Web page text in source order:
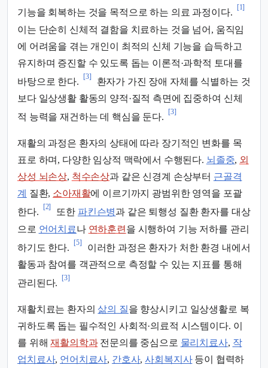
기능을 회복하는 것을 목적으로 하는 의료 과정이다.
[1]
이는 단순히 신체적 결함을 치료하는 것을 넘어, 움직임
에 어려움을 겪는 개인이 최적의 신체 기능을 습득하고
유지하며 증진할 수 있도록 돕는 이론적·과학적 토대를
바탕으로 한다.
[3]
환자가 가진 장애 자체를 식별하는 것
보다 일상생활 활동의 양적·질적 측면에 집중하여 신체
적 능력을 재건하는 데 핵심을 둔다.
[3]
재활의 과정은 환자의 상태에 따라 장기적인 변화를 목
표로 하며, 다양한 임상적 맥락에서 수행된다. 뇌졸중, 외
상성 뇌손상, 척수손상과 같은 신경계 손상부터 근골격
계
질환, 소아재활에 이르기까지 광범위한 영역을 포괄
한다.
[2]
또한 파킨슨병과 같은 퇴행성 질환 환자를 대상
으로 언어치료나 연하훈련 을 시행하여 기능 저하를 관리
하기도 한다.
[5]
이러한 과정은 환자가 처한 환경 내에서
활동과 참여를 객관적으로 측정할 수 있는 지표를 통해
관리된다.
[3]
재활치료는 환자의삶의 질을 향상시키고 일상생활로 복
귀하도록 돕는 필수적인 사회적·의료적 시스템이다. 이
를 위해재활의학과전문의를 중심으로 물리치료사, 작
업치료사, 언어치료사, 간호사,사회복지사등이 협력하